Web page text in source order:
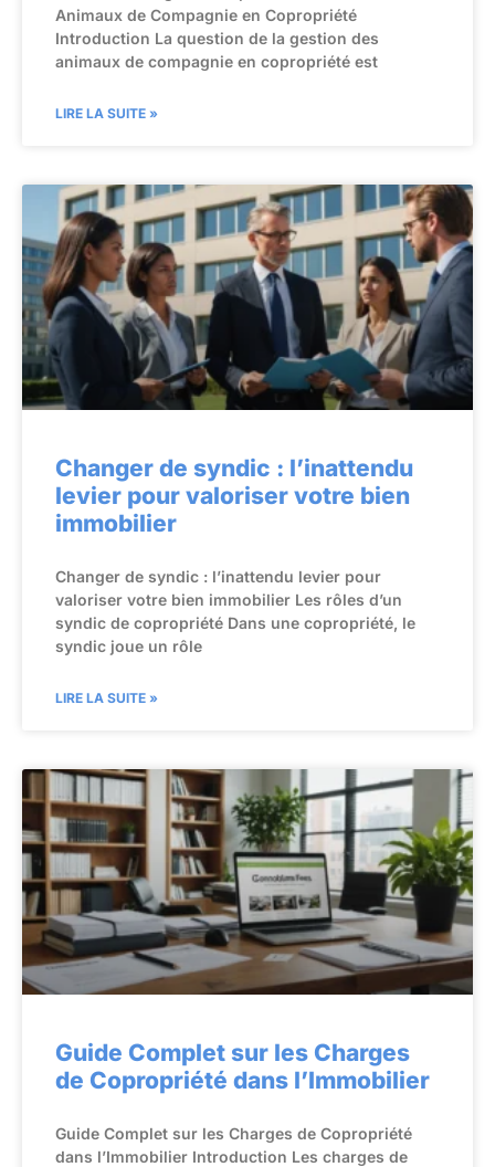
Animaux de Compagnie en Copropriété
Introduction La question de la gestion des
animaux de compagnie en copropriété est
LIRE LA SUITE »
Changer de syndic : l’inattendu
levier pour valoriser votre bien
immobilier
Changer de syndic : l’inattendu levier pour
valoriser votre bien immobilier Les rôles d’un
syndic de copropriété Dans une copropriété, le
syndic joue un rôle
LIRE LA SUITE »
Guide Complet sur les Charges
de Copropriété dans l’Immobilier
Guide Complet sur les Charges de Copropriété
dans l’Immobilier Introduction Les charges de